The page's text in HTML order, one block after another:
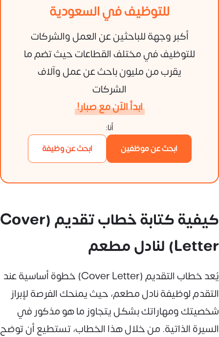
للتوظيف في السعودية
أكبر وجهة للباحثين عن العمل والشركات
للتوظيف في مختلف القطاعات حيث تضم ما
يقرب من مليون باحث عن عمل وآلاف
الشركات
ابدأ الآن مع صبار!
أنا:
ابحث عن موظفين
ابحث عن وظيفة
كيفية كتابة خطاب تقديم (Cover
Letter) لنادل مطعم
يُعد خطاب التقديم (Cover Letter) خطوة أساسية عند
التقدم لوظيفة نادل مطعم، حيث يمنحك الفرصة لإبراز
شخصيتك ومهاراتك بشكل يتجاوز ما هو مذكور في
السيرة الذاتية. من خلال هذا الخطاب، تستطيع أن توضح